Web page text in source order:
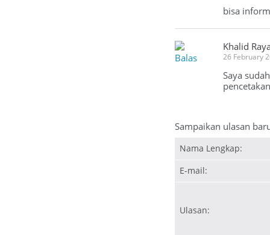
bisa
Balas
Khalid
26 February
Saya
Sampaikan ulasan
Nama Lengkap:
E-mail:
Ulasan: